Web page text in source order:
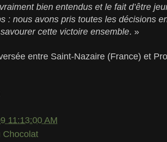
bien entendus et le fait d’être
: nous avons pris toutes les décisions
cette victoire ensemble. »
entre Saint-Nazaire (France) et
11:13:00 AM
Chocolat